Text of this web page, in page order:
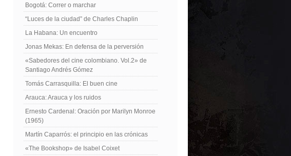
Bogotá: Correr o marchar
“Luces de la ciudad” de Charles Chaplin
La Habana: Un encuentro
Jonas Mekas: En defensa de la perversión
«Sabedores del cine colombiano. Vol.2» de
Santiago Andrés Gómez
Tomás Carrasquilla: El buen cine
Arauca: Arauca y los ruidos
Ernesto Cardenal: Oración por Marilyn Monroe
(1965)
Martín Caparrós: el principio en las crónicas
«The Bookshop» de Isabel Coixet